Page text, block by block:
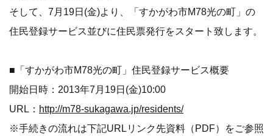
そして、7月19日(金)より、「すかがわ市M78光の町」の
住民登録サービス並びに住民票発行をスタート致します。
■「すかがわ市M78光の町」住民登録サービス概要
開始日時：2013年7月19日(金)10:00
URL： http://m78-sukagawa.jp/residents/
※手続きの流れは下記URLリンク先資料（PDF）をご参照